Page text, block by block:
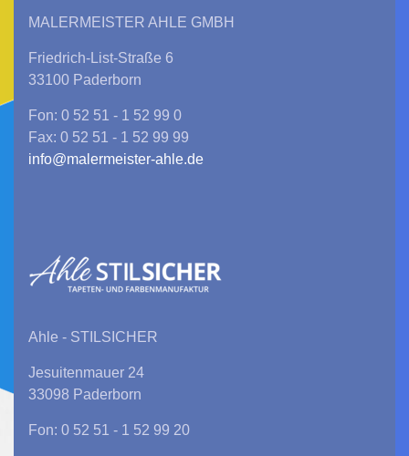
MALERMEISTER AHLE GMBH
Friedrich-List-Straße 6
33100 Paderborn
Fon: 0 52 51 - 1 52 99 0
Fax: 0 52 51 - 1 52 99 99
info@malermeister-ahle.de
Ahle - STILSICHER
Jesuitenmauer 24
33098 Paderborn
Fon: 0 52 51 - 1 52 99 20